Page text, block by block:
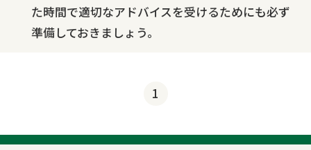
た時間で適切なアドバイスを受けるためにも必ず
準備しておきましょう。
1